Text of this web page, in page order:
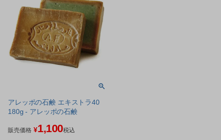
アレッポの石鹸 エキストラ40
180g - アレッポの石鹸
販売価格 ¥1,100税込